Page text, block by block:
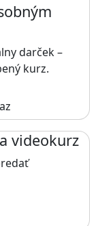
darček –
kurz.
videokurz